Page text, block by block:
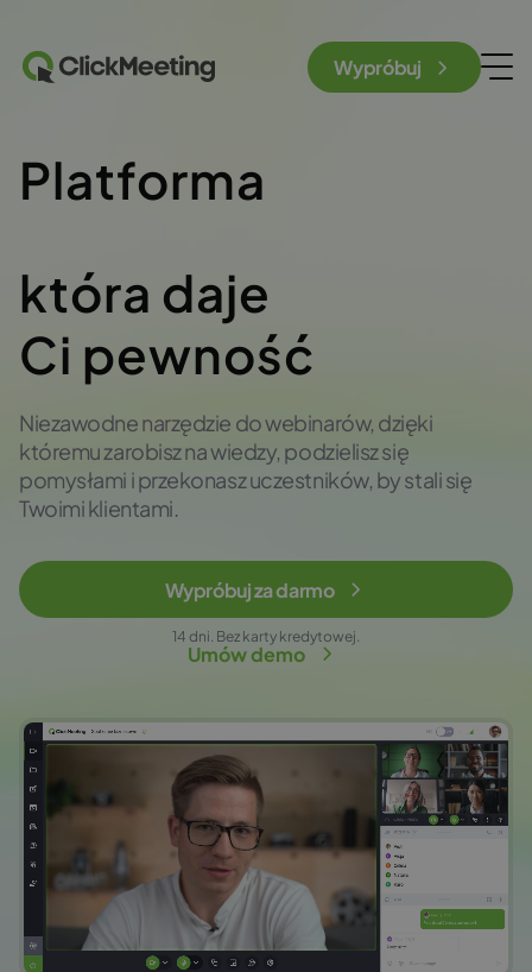
Wypróbuj
Platforma
która daje
Ci pewność
Niezawodne narzędzie do webinarów, dzięki
któremu zarobisz na wiedzy, podzielisz się
pomysłami i przekonasz uczestników, by stali się
Twoimi klientami.
Wypróbuj za darmo
14 dni. Bez karty kredytowej.
Umów demo